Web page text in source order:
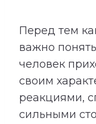
Перед тем
важно
человек
своим
реакциями,
сильными